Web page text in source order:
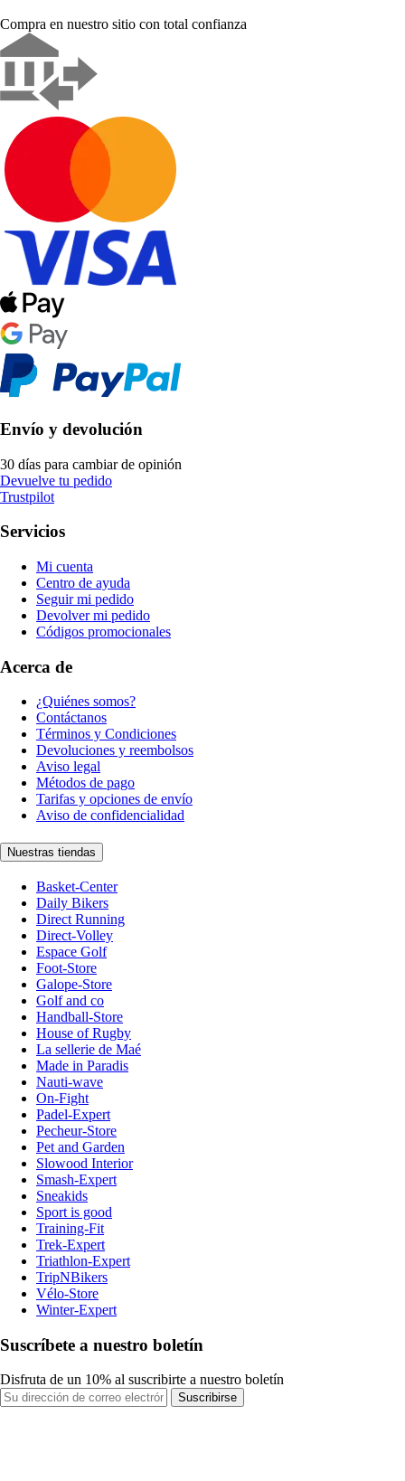
Compra en nuestro sitio con total confianza
Envío y devolución
30 días para cambiar de opinión
Devuelve tu pedido
Trustpilot
Servicios
Mi cuenta
Centro de ayuda
Seguir mi pedido
Devolver mi pedido
Códigos promocionales
Acerca de
¿Quiénes somos?
Contáctanos
Términos y Condiciones
Devoluciones y reembolsos
Aviso legal
Métodos de pago
Tarifas y opciones de envío
Aviso de confidencialidad
Nuestras tiendas
Basket-Center
Daily Bikers
Direct Running
Direct-Volley
Espace Golf
Foot-Store
Galope-Store
Golf and co
Handball-Store
House of Rugby
La sellerie de Maé
Made in Paradis
Nauti-wave
On-Fight
Padel-Expert
Pecheur-Store
Pet and Garden
Slowood Interior
Smash-Expert
Sneakids
Sport is good
Training-Fit
Trek-Expert
Triathlon-Expert
TripNBikers
Vélo-Store
Winter-Expert
Suscríbete a nuestro boletín
Disfruta de un 10% al suscribirte a nuestro boletín
Suscribirse